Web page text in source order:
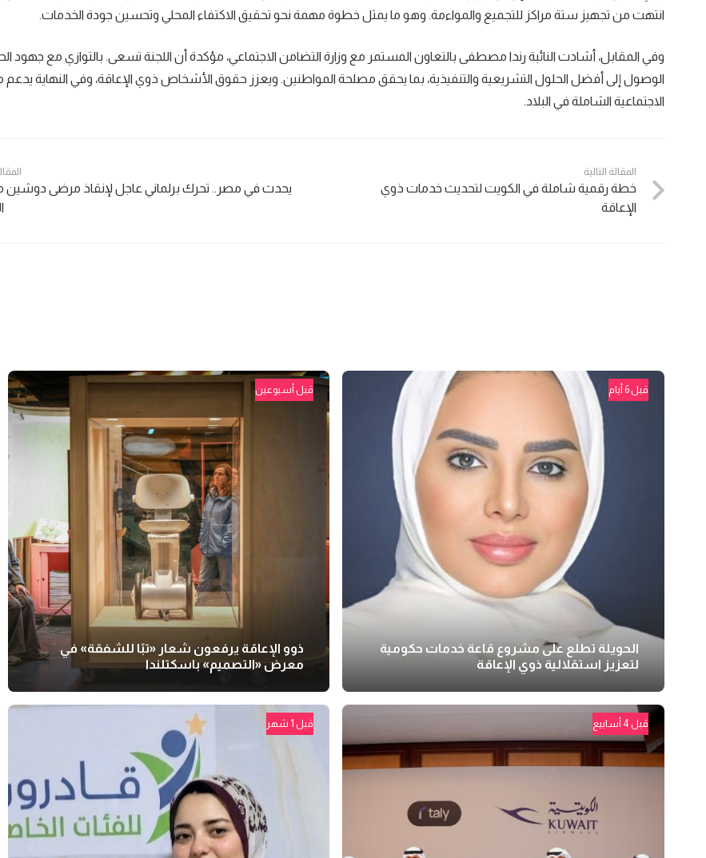
انتهت من تجهيز ستة مراكز للتجميع والمواءمة. وهو ما يمثل خطوة مهمة نحو تحقيق الاكتفاء المحلي وتحسين جودة الخدمات.
وفي المقابل، أشادت النائبة رندا مصطفى بالتعاون المستمر مع وزارة التضامن الاجتماعي، مؤكدة أن اللجنة تسعى. بالتوازي مع جهود
الوصول إلى أفضل الحلول التشريعية والتنفيذية، بما يحقق مصلحة المواطنين. ويعزز حقوق الأشخاص ذوي الإعاقة، وفي النهاية يدعم
الاجتماعية الشاملة في البلاد.
يحدث في مصر.. تحرك برلماني عاجل لإنقاذ مرضى
المقالة التالية
خطة رقمية شاملة في الكويت لتحديث خدمات ذوي
الإعاقة
قبل 6 أيام
الحويلة تطلع على مشروع قاعة خدمات حكومية
لتعزيز استقلالية ذوي الإعاقة
قبل أسبوعين
ذوو الإعاقة يرفعون شعار «تبًا للشفقة» في
معرض «التصميم» باسكتلندا
قبل 4 أسابيع قبل 1 شهر